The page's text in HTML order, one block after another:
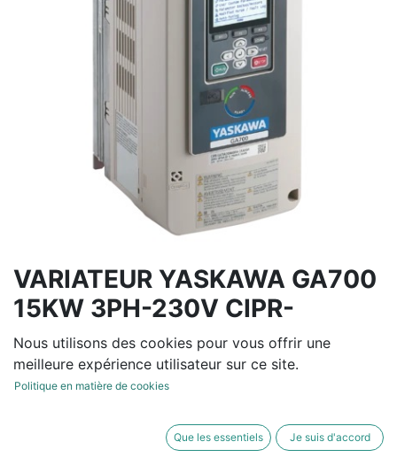
VARIATEUR YASKAWA GA700
15KW 3PH-230V CIPR-
GA70C2056BBA
Variateur de fréquence tension entrée de 200V à 240V
-15/+10% 50/60Hz +/-
Normal Duty : 56 A / 15 KW - Heavy Duty: 47 A / 11
Nous utilisons des cookies pour vous offrir une
meilleure expérience utilisateur sur ce site.
Politique en matière de cookies
Que les essentiels Je suis d'accord